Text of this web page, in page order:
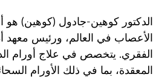
الدكتور كوهين-جادول (كوهين) هو
الأعصاب في العالم، ورئيس معهد
الفقري. يتخصص في علاج أورام
المعقدة، بما في ذلك الأورام